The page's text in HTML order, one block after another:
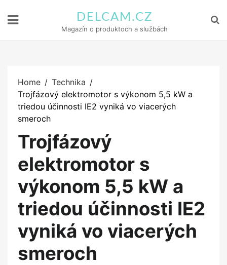
DELCAM.CZ
Magazín o produktoch a službách
Home
Technika
Trojfázový elektromotor s výkonom 5,5 kW a
triedou účinnosti IE2 vyniká vo viacerých
smeroch
Trojfázový
elektromotor s
výkonom 5,5 kW a
triedou účinnosti IE2
vyniká vo viacerých
smeroch